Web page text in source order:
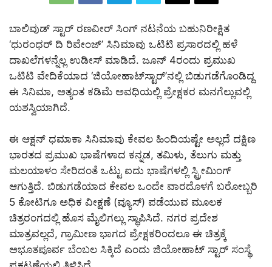
ಬಾಲಿವುಡ್ ಸ್ಟಾರ್ ರಣವೀರ್ ಸಿಂಗ್ ನಟನೆಯ ಬಹುನಿರೀಕ್ಷಿತ
‘ಧುರಂಧರ್ ದಿ ರಿವೇಂಜ್’ ಸಿನಿಮಾವು ಒಟಿಟಿ ಪ್ರಸಾರದಲ್ಲಿ ಹಳೆ
ದಾಖಲೆಗಳನ್ನೆಲ್ಲ ಉಡೀಸ್ ಮಾಡಿದೆ. ಜೂನ್ 4ರಂದು ಪ್ರಮುಖ
ಒಟಿಟಿ ವೇದಿಕೆಯಾದ ‘ಜಿಯೋಹಾಟ್‌ಸ್ಟಾರ್‌’ನಲ್ಲಿ ಬಿಡುಗಡೆಗೊಂಡಿದ್ದ
ಈ ಸಿನಿಮಾ, ಅತ್ಯಂತ ಕಡಿಮೆ ಅವಧಿಯಲ್ಲಿ ಪ್ರೇಕ್ಷಕರ ಮನಗೆಲ್ಲುವಲ್ಲಿ
ಯಶಸ್ವಿಯಾಗಿದೆ.
ಈ ಆಕ್ಷನ್ ಧಮಾಕಾ ಸಿನಿಮಾವು ಕೇವಲ ಹಿಂದಿಯಷ್ಟೇ ಅಲ್ಲದೆ ದಕ್ಷಿಣ
ಭಾರತದ ಪ್ರಮುಖ ಭಾಷೆಗಳಾದ ಕನ್ನಡ, ತಮಿಳು, ತೆಲುಗು ಮತ್ತು
ಮಲಯಾಳಂ ಸೇರಿದಂತೆ ಒಟ್ಟು ಐದು ಭಾಷೆಗಳಲ್ಲಿ ಸ್ಟ್ರೀಮಿಂಗ್
ಆಗುತ್ತಿದೆ. ಬಿಡುಗಡೆಯಾದ ಕೇವಲ ಒಂದೇ ವಾರದೊಳಗೆ ಬರೋಬ್ಬರಿ
5 ಕೋಟಿಗೂ ಅಧಿಕ ವೀಕ್ಷಣೆ (ವ್ಯೂಸ್) ಪಡೆಯುವ ಮೂಲಕ
ಚಿತ್ರರಂಗದಲ್ಲಿ ಹೊಸ ಮೈಲಿಗಲ್ಲು ಸ್ಥಾಪಿಸಿದೆ. ನಗರ ಪ್ರದೇಶ
ಮಾತ್ರವಲ್ಲದೆ, ಗ್ರಾಮೀಣ ಭಾಗದ ಪ್ರೇಕ್ಷಕರಿಂದಲೂ ಈ ಚಿತ್ರಕ್ಕೆ
ಅಭೂತಪೂರ್ವ ಬೆಂಬಲ ಸಿಕ್ಕಿದೆ ಎಂದು ಜಿಯೋಹಾಟ್‌ ಸ್ಟಾರ್ ಸಂಸ್ಥೆ